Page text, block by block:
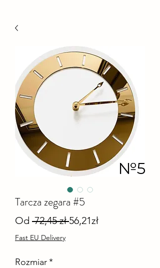
Tarcza zegara #5
Od 72,45 zł Regularna
56,21złCena
Fast EU Delivery
Rozmiar*